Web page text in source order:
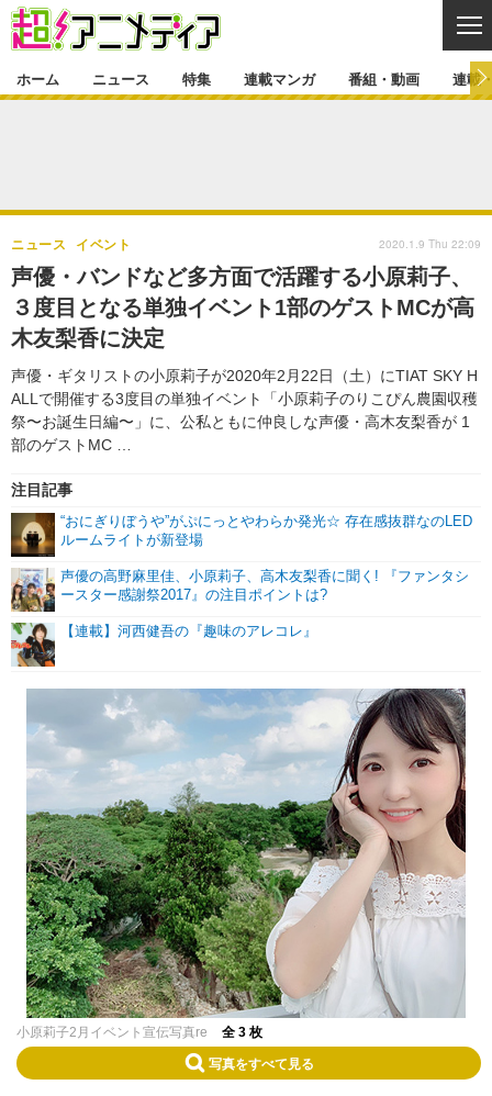
ゲーム・アプリ マンガ
グッズ イベント
声優
舞台 新帝スタ
特集一覧 カバー
ラキりす
連載マンガ
連載一覧
番組・動画
番組・動画一覧 ラジオ
動画
連載・ブログ
連載・ブログ一覧
編集部ブログ・お知らせ
ホーム ニュース 特集 連載マンガ 番組・動画 連載
声優・バンドなど多方面で活躍する小原莉子、
３度目となる単独イベント1部のゲストMCが高
木友梨香に決定
声優・ギタリストの小原莉子が2020年2月22日（土）にTIAT SKY H
ALLで開催する3度目の単独イベント「小原莉子のりこぴん農園収穫
祭〜お誕生日編〜」に、公私ともに仲良しな声優・高木友梨香が 1
部のゲストMC …
ニュース イベント
注目記事
“おにぎりぼうや”がぷにっとやわらか発光☆ 存在感抜群なのLED
ルームライトが新登場
声優の高野麻里佳、小原莉子、高木友梨香に聞く! 『ファンタシ
ースター感謝祭2017』の注目ポイントは?
【連載】河西健吾の『趣味のアレコレ』
2020.1.9 Thu 22:09
小原莉子2月イベント宣伝写真re 全 3 枚
写真をすべて見る